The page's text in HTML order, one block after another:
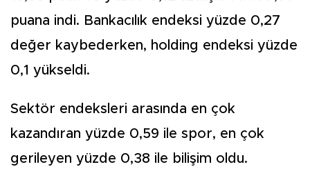
puana indi. Bankacılık endeksi yüzde 0,27
değer kaybederken, holding endeksi yüzde
0,1 yükseldi.
Sektör endeksleri arasında en çok
kazandıran yüzde 0,59 ile spor, en çok
gerileyen yüzde 0,38 ile bilişim oldu.